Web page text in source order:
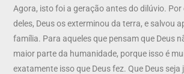
Agora, isto foi a geração antes do dilúvio.
deles, Deus os exterminou da terra, e salvou
família. Para aqueles que pensam que Deus
maior parte da humanidade, porque isso é
exatamente isso que Deus fez. Que Deus